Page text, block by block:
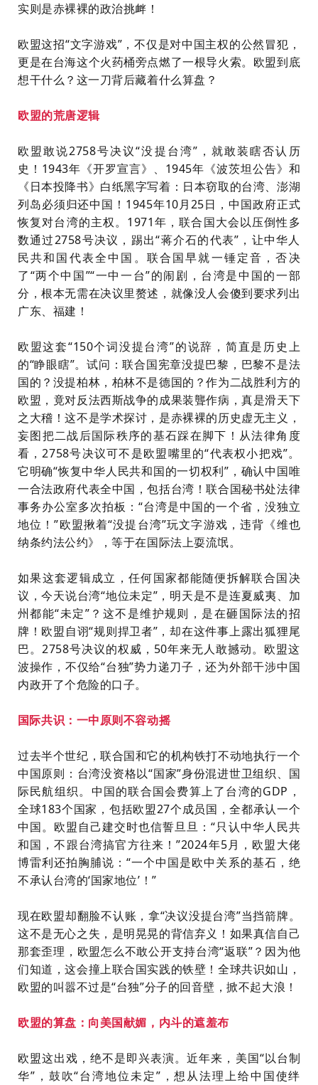
实则是赤裸裸的政治挑衅 ！
欧盟这招“文字游戏” ，不仅是对中国主权的公然冒犯 ，
更是在台海这个火药桶旁点燃了一根导火索。 欧盟到底
想干什么 ？ 这一刀背后藏着什么算盘 ？
欧盟的荒唐逻辑
欧盟敢说2758号决议“没提台湾” ， 就敢装瞎否认 历
史 ！ 1943年 《开罗宣言》 、 1945年 《波茨坦公告》 和
《日本投降书》 白纸黑字写着 ： 日本窃取的台湾、澎湖
列岛必须归还中国 ！ 1945年10月25日 ，中国政府正式
恢复对台湾的主权。 1971年 ，联合国大会以压倒性多
数通过2758号决议 ， 踢出“蒋介石的代表” ， 让中华人
民共和国代表全中 国 。 联合国早就一锤定音 ，否决
了“两个中 国”“一中一台”的闹剧 ， 台湾是中 国的一部
分 ，根本无需在决议里赘述 ， 就像没人会傻到要求列出
广东、 福建 ！
欧盟这套“150个词没提台湾”的说辞 ， 简直是历史上
的“睁眼瞎”。试问 ：联合国宪章没提巴黎 ， 巴黎不是法
国的 ？ 没提柏林 ， 柏林不是德国的 ？作为二战胜利方的
欧盟 ， 竟对反法西斯战争的成果装聾作病 ，真是滑天下
之大稽 ！这不是学术探讨 ， 是赤裸裸的历史虚无主 义 ，
妄图把二战后国际秩序的基石踩在脚下 ！ 从法律角 度
看 ，2758号决议可不是欧盟嘴里的“代表权小把戏”。
它明确“恢复中华人民共和国的一切权利” ， 确认中国唯
一合法政府代表全中国 ，包括台湾 ！联合国秘书处法律
事务办公室多次拍板 ：“台湾是中国的一个省 ， 没独立
地位 ！”欧盟揪着“没提台湾”玩文字游戏 ，违背 《维也
纳条约法公约》 ，等于在国际法上耍流氓。
如果这套逻辑成立 ，任何国家都能随便拆解联合国决
议 ，今天说台湾“地位未定” ， 明天是不是连夏威夷、 加
州都能“未定” ？ 这不是维护规则 ， 是在砸国际法的招
牌 ！ 欧盟 自诩“规则捍卫者” ，却在这件事上露出狐狸尾
巴。 2758号决议的权威 ， 50年来无人敢撼动。 欧盟这
波操作 ， 不仅给“台独”势力递刀子 ，还为外部干涉中国
内政开了个危险的口子。
国际共识：一中原则不容动摇
过去半个世纪 ，联合国和它的机构铁打不动地执行一个
中国原则 ： 台湾没资格以“国家”身份混进世卫组织、 国
际民航组织。 中国的联合国会费算上了台湾的GDP ，
全球183个国家 ， 包括欧盟27个成员国 ，全都承认一个
中国。 欧盟 自己建交时也信誓旦旦 ：“只认中华人民共
和国 ，不跟台湾搞官方往来 ！”2024年5月 ， 欧盟 大佬
博雷利还拍胸脯说 ：“一个中国是欧中关系的基石 ， 绝
不承认台湾的‘国家地位’ ！”
现在欧盟却翻脸不认账 ，拿“决议没提台湾”当挡箭牌。
这不是无心之失 ， 是明晃晃的背信弃义 ！ 如果真信自己
那套歪理 ， 欧盟怎么不敢公开支持台湾“返联”？ 因为他
们知道 ，这会撞上联合国实践的铁壁 ！全球共识如山 ，
欧盟的叫嚣不过是“台独”分子的回音壁 ，掀不起大浪 ！
欧盟的算盘 ： 向美国献媚 ， 内斗的遮羞布
欧盟这出戏 ，绝不是即兴表演。近年来 ， 美国“以台制
华” ， 鼓吹“台湾地位未定” ，想从法理上给中 国使绊